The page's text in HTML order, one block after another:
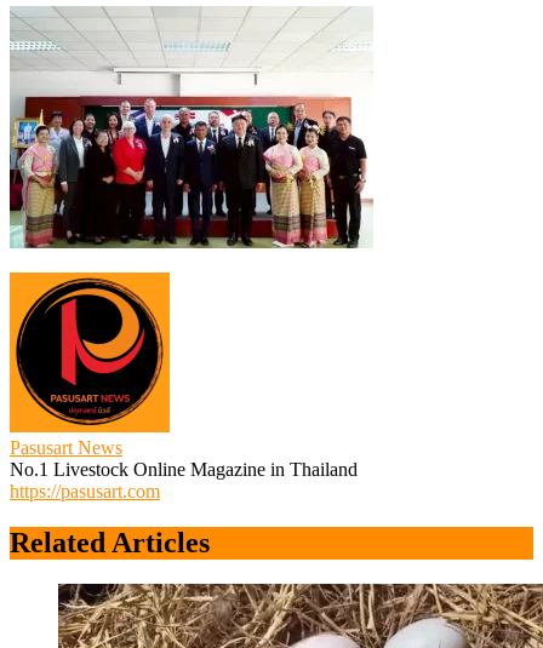
Pasusart News
No.1 Livestock Online Magazine in Thailand
https://pasusart.com
Related Articles